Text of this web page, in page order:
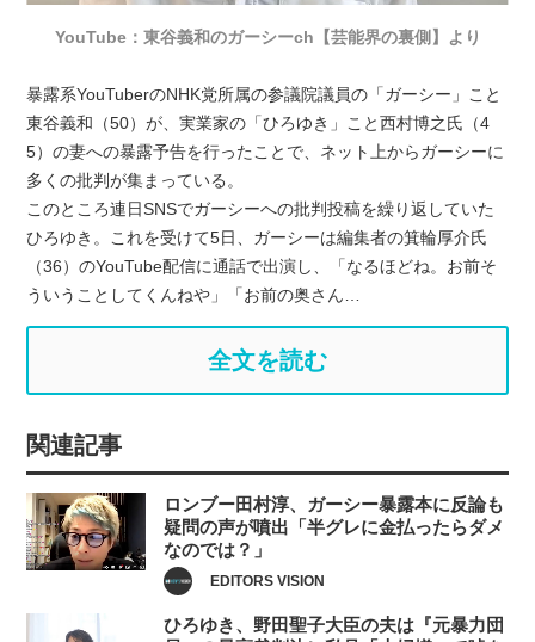
YouTube：東谷義和のガーシーch【芸能界の裏側】より
暴露系YouTuberのNHK党所属の参議院議員の「ガーシー」こと
東谷義和（50）が、実業家の「ひろゆき」こと西村博之氏（4
5）の妻への暴露予告を行ったことで、ネット上からガーシーに
多くの批判が集まっている。
このところ連日SNSでガーシーへの批判投稿を繰り返していた
ひろゆき。これを受けて5日、ガーシーは編集者の箕輪厚介氏
（36）のYouTube配信に通話で出演し、「なるほどね。お前そ
ういうことしてくんねや」「お前の奥さん…
全文を読む
関連記事
ロンブー田村淳、ガーシー暴露本に反論も
疑問の声が噴出「半グレに金払ったらダメ
なのでは？」
EDITORS VISION
ひろゆき、野田聖子大臣の夫は『元暴力団